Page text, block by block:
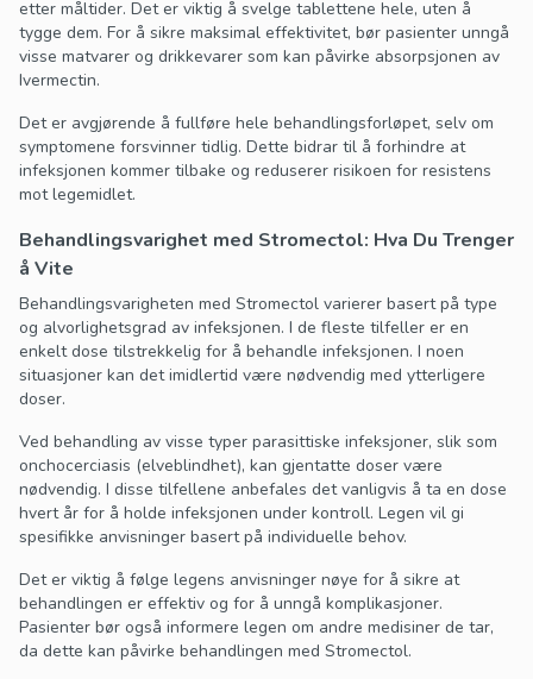
etter måltider. Det er viktig å svelge tablettene hele, uten å
tygge dem. For å sikre maksimal effektivitet, bør pasienter unngå
visse matvarer og drikkevarer som kan påvirke absorpsjonen av
Ivermectin.
Det er avgjørende å fullføre hele behandlingsforløpet, selv om
symptomene forsvinner tidlig. Dette bidrar til å forhindre at
infeksjonen kommer tilbake og reduserer risikoen for resistens
mot legemidlet.
Behandlingsvarighet med Stromectol: Hva Du Trenger
å Vite
Behandlingsvarigheten med Stromectol varierer basert på type
og alvorlighetsgrad av infeksjonen. I de fleste tilfeller er en
enkelt dose tilstrekkelig for å behandle infeksjonen. I noen
situasjoner kan det imidlertid være nødvendig med ytterligere
doser.
Ved behandling av visse typer parasittiske infeksjoner, slik som
onchocerciasis (elveblindhet), kan gjentatte doser være
nødvendig. I disse tilfellene anbefales det vanligvis å ta en dose
hvert år for å holde infeksjonen under kontroll. Legen vil gi
spesifikke anvisninger basert på individuelle behov.
Det er viktig å følge legens anvisninger nøye for å sikre at
behandlingen er effektiv og for å unngå komplikasjoner.
Pasienter bør også informere legen om andre medisiner de tar,
da dette kan påvirke behandlingen med Stromectol.